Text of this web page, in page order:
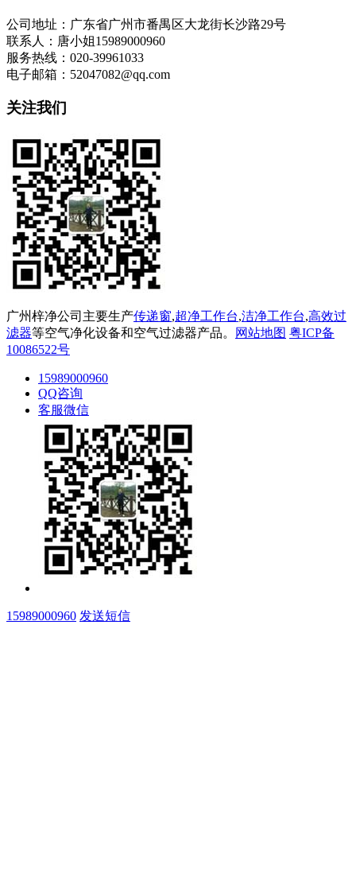
公司地址：广东省广州市番禺区大龙街长沙路29号
联系人：唐小姐15989000960
服务热线：020-39961033
电子邮箱：52047082@qq.com
关注我们
广州梓净公司主要生产传递窗,超净工作台,洁净工作台,高效过
滤器等空气净化设备和空气过滤器产品。 网站地图 粤ICP备
10086522号
15989000960
QQ咨询
客服微信
15989000960 发送短信